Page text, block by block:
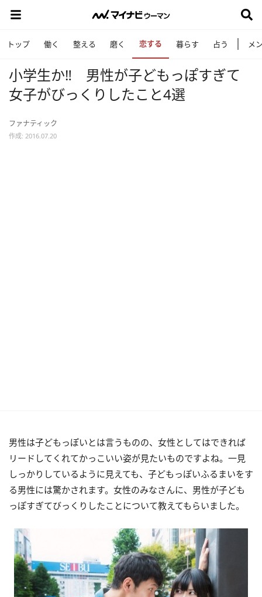
トップ 働く 整える 磨く 恋する 暮らす 占う メ
小学生か‼ 男性が子どもっぽすぎて
女子がびっくりしたこと4選
ファナティック
作成: 2016.07.20
男性は子どもっぽいとは言うものの、女性としてはできれば
リードしてくれてかっこいい姿が見たいものですよね。一見
しっかりしているように見えても、子どもっぽいふるまいをす
る男性には驚かされます。女性のみなさんに、男性が子ども
っぽすぎてびっくりしたことについて教えてもらいました。